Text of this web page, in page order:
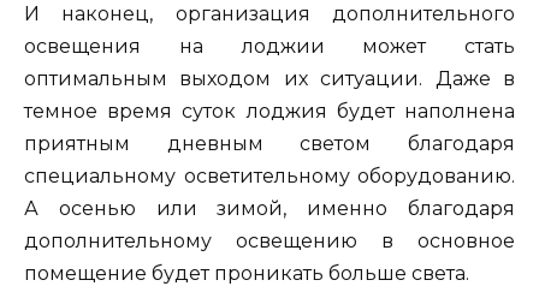
И наконец, организация дополнительного
освещения на лоджии может стать
оптимальным выходом их ситуации. Даже в
темное время суток лоджия будет наполнена
приятным дневным светом благодаря
специальному осветительному оборудованию.
А осенью или зимой, именно благодаря
дополнительному освещению в основное
помещение будет проникать больше света.